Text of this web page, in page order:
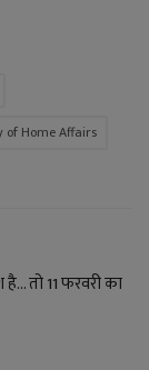
of Home Affairs
तो 11 फरवरी का